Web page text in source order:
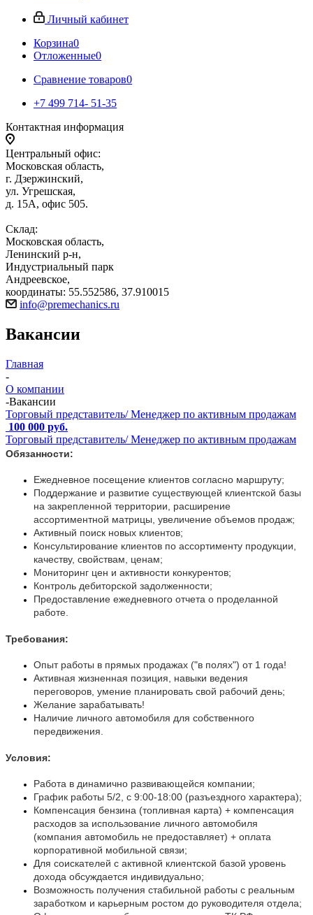
Личный кабинет
Корзина0
Отложенные0
Сравнение товаров0
+7 499 714- 51-35
Контактная информация
Центральный офис:
Московская область,
г. Дзержинский,
ул. Угрешская,
д. 15А, офис 505.
Склад:
Московская область,
Ленинский р-н,
Индустриальный парк
Андреевское,
координаты: 55.552586, 37.910015
info@premechanics.ru
Вакансии
Главная
-
О компании
-Вакансии
Торговый представитель/ Менеджер по активным продажам
100 000 руб.
Торговый представитель/ Менеджер по активным продажам
Обязанности:
Ежедневное посещение клиентов согласно маршруту;
Поддержание и развитие существующей клиентской базы
на закрепленной территории, расширение
ассортиментной матрицы, увеличение объемов продаж;
Активный поиск новых клиентов;
Консультирование клиентов по ассортименту продукции,
качеству, свойствам, ценам;
Мониторинг цен и активности конкурентов;
Контроль дебиторской задолженности;
Предоставление ежедневного отчета о проделанной
работе.
Требования:
Опыт работы в прямых продажах ("в полях") от 1 года!
Активная жизненная позиция, навыки ведения
переговоров, умение планировать свой рабочий день;
Желание зарабатывать!
Наличие личного автомобиля для собственного
передвижения.
Условия:
Работа в динамично развивающейся компании;
График работы 5/2, с 9:00-18:00 (разъездного характера);
Компенсация бензина (топливная карта) + компенсация
расходов за использование личного автомобиля
(компания автомобиль не предоставляет) + оплата
корпоративной мобильной связи;
Для соискателей с активной клиентской базой уровень
дохода обсуждается индивидуально;
Возможность получения стабильной работы с реальным
заработком и карьерным ростом до руководителя отдела;